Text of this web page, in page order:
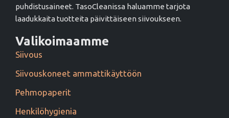
puhdistusaineet. TasoCleanissa haluamme tarjota
laadukkaita tuotteita päivittäiseen siivoukseen.
Valikoimaamme
Siivous
Siivouskoneet ammattikäyttöön
Pehmopaperit
Henkilöhygienia